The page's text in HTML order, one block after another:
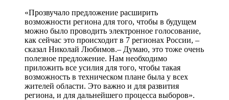
«Прозвучало предложение расширить
возможности региона для того, чтобы в будущем
можно было проводить электронное голосование,
как сейчас это происходит в 7 регионах России, –
сказал Николай Любимов.– Думаю, это тоже очень
полезное предложение. Нам необходимо
приложить все усилия для того, чтобы такая
возможность в техническом плане была у всех
жителей области. Это важно и для развития
региона, и для дальнейшего процесса выборов».